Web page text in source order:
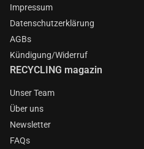
Impressum
Datenschutzerklärung
AGBs
Kündigung/Widerruf
RECYCLING magazin
Unser Team
Über uns
Newsletter
FAQs